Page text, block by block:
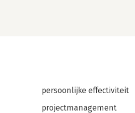
persoonlijke effectiviteit
projectmanagement